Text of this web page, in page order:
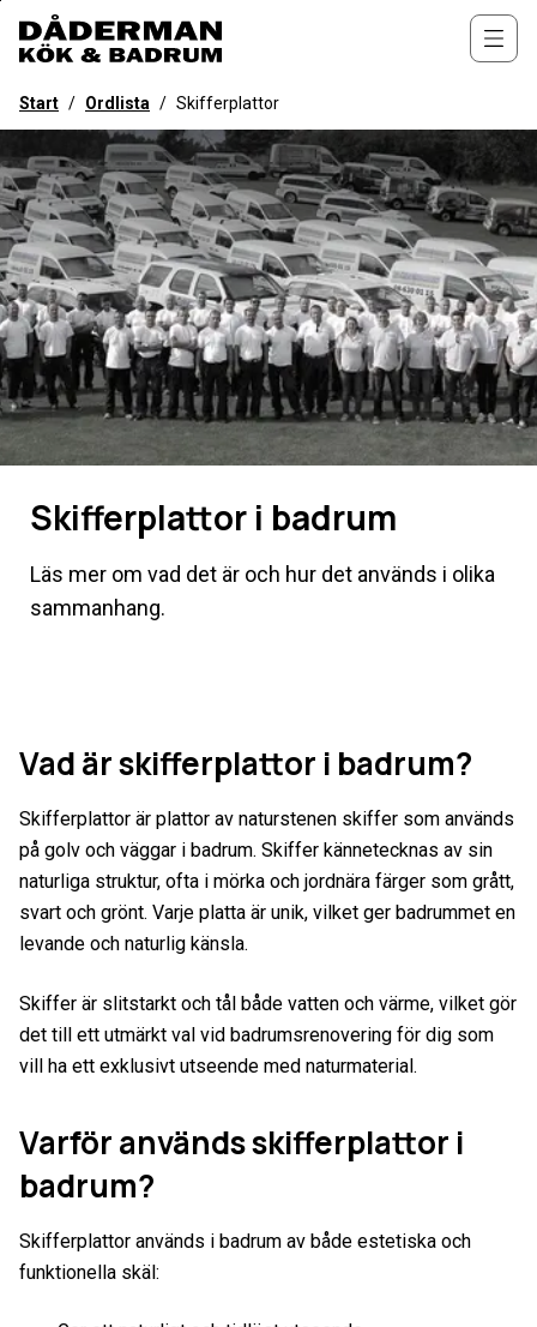
övergripande
för
webbplatsen
Start / Ordlista / Skifferplattor
Skifferplattor i badrum
Läs mer om vad det är och hur det används i olika
sammanhang.
Vad är skifferplattor i badrum?
Skifferplattor är plattor av naturstenen skiffer som används
på golv och väggar i badrum. Skiffer kännetecknas av sin
naturliga struktur, ofta i mörka och jordnära färger som grått,
svart och grönt. Varje platta är unik, vilket ger badrummet en
levande och naturlig känsla.
Skiffer är slitstarkt och tål både vatten och värme, vilket gör
det till ett utmärkt val vid badrumsrenovering för dig som
vill ha ett exklusivt utseende med naturmaterial.
Varför används skifferplattor i
badrum?
Skifferplattor används i badrum av både estetiska och
funktionella skäl: